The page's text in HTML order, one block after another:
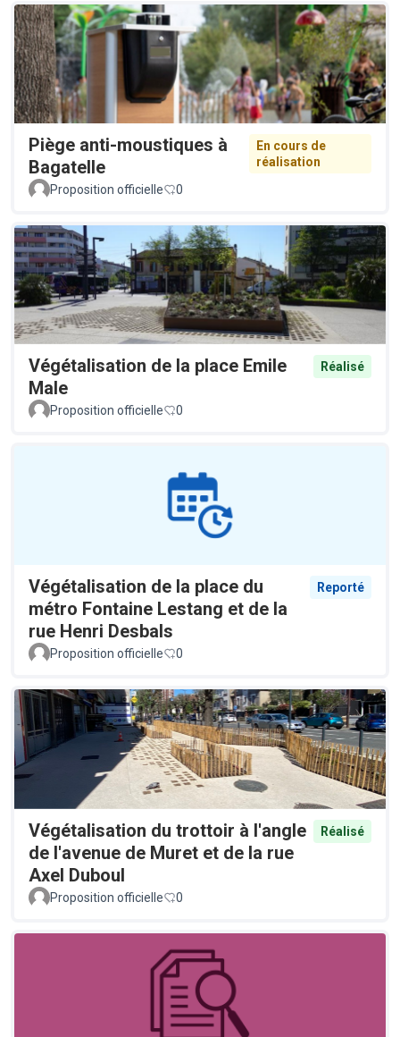
Piège anti-moustiques à
Bagatelle
En cours de
réalisation
Proposition officielle
0
Végétalisation de la place Emile
Male
Réalisé
Proposition officielle 0
Végétalisation de la place du
métro Fontaine Lestang et de la
rue Henri Desbals
Reporté
Proposition officielle 0
Végétalisation du trottoir à l'angle
de l'avenue de Muret et de la rue
Axel Duboul
Réalisé
Proposition officielle 0